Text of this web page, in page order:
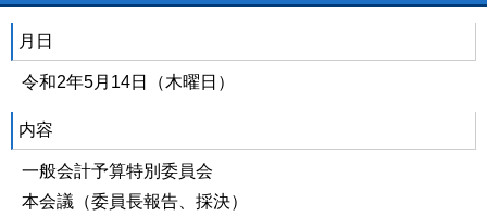
月日
令和2年5月14日（木曜日）
内容
一般会計予算特別委員会
本会議（委員長報告、採決）